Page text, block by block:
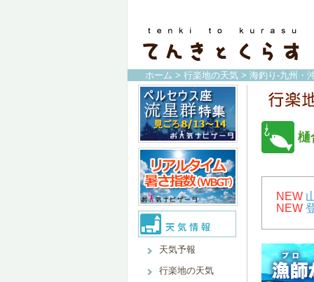
ホーム > 行楽地の天気 > 海釣り-九州・
天気予報
行楽地の天気
樋
NEW
NEW